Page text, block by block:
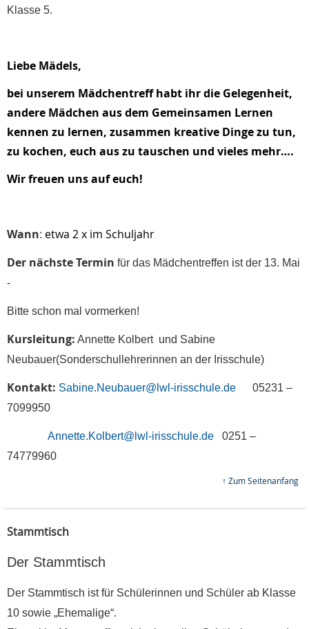
Klasse 5.
Liebe Mädels,
bei unserem Mädchentreff habt ihr die Gelegenheit,
andere Mädchen aus dem Gemeinsamen Lernen
kennen zu lernen, zusammen kreative Dinge zu tun,
zu kochen, euch aus zu tauschen und vieles mehr….
Wir freuen uns auf euch!
Wann: etwa 2 x im Schuljahr
Der nächste Termin für das Mädchentreffen ist der 13. Mai
-
Bitte schon mal vormerken!
Kursleitung: Annette Kolbert und Sabine
Neubauer(Sonderschullehrerinnen an der Irisschule)
Kontakt: Sabine.Neubauer@lwl-irisschule.de 05231 –
7099950
Annette.Kolbert@lwl-irisschule.de 0251 –
74779960
↑ Zum Seitenanfang
Stammtisch
Der Stammtisch
Der Stammtisch ist für Schülerinnen und Schüler ab Klasse
10 sowie „Ehemalige“.